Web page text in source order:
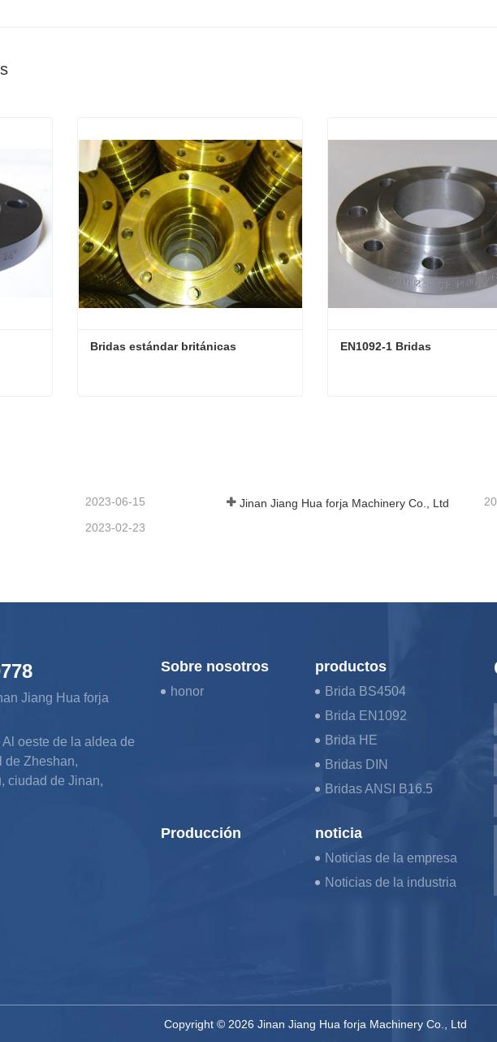
Bridas estándar británicas EN1092-1 Bridas
2023-06-15 Jinan Jiang Hua forja Machinery Co., Ltd
2023-02-23
Jiang Hua forja
Al oeste de la aldea de
de Zheshan,
ciudad de Jinan,
Sobre nosotros
honor
productos
Brida BS4504
Brida EN1092
Brida HE
Bridas DIN
Bridas ANSI B16.5
Producción noticia
Noticias de la empresa
Noticias de la industria
Copyright © 2026 Jinan Jiang Hua forja Machinery Co., Ltd